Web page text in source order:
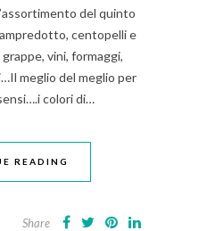
del quinto
centopelli e
vini, formaggi,
meglio del meglio per
colori di…
READING
Share